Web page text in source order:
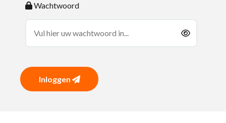
Wachtwoord
Inloggen